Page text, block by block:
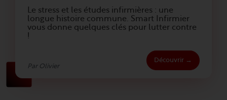
Le stress et les études infirmières : une
longue histoire commune. Smart Infirmier
vous donne quelques clés pour lutter contre
!
Par Olivier
Découvrir →